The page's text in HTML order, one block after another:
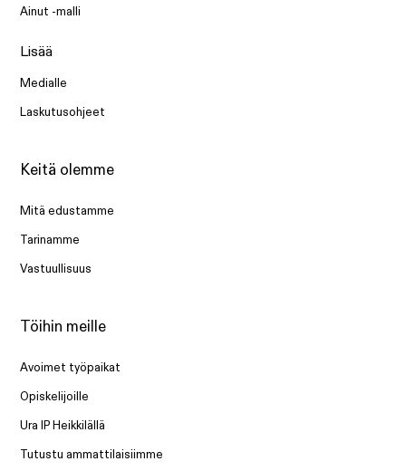
Ainut -malli
Lisää
Medialle
Laskutusohjeet
Keitä olemme
Mitä edustamme
Tarinamme
Vastuullisuus
Töihin meille
Avoimet työpaikat
Opiskelijoille
Ura IP Heikkilällä
Tutustu ammattilaisiimme